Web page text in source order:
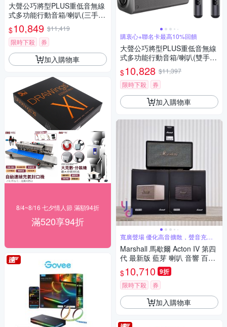
大聲公巧將型PLUS重低音無線
式多功能行動音箱/喇叭(三手持
麥克風組)
$10,849 $11,419
限時下殺
券
加入購物車
8/4~8/16 七夕情人節 滿額94折
滿520享94折
購衷心+聯名卡最高10%回饋
大聲公巧將型PLUS重低音無線
式多功能行動音箱/喇叭(雙手持
+耳麥組)
$10,828 $11,397
限時下殺
券
加入購物車
寬廣聲場 優化高音擴散，聲音充滿
每個角落
Marshall 馬歇爾 Acton IV 第四
代 最新版 藍芽 喇叭 音響 百滋
公司貨 保固18個月
$10,710 9折
限時下殺 券
加入購物車